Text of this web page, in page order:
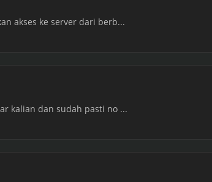
akses ke server dari berb...
kalian dan sudah pasti no ...